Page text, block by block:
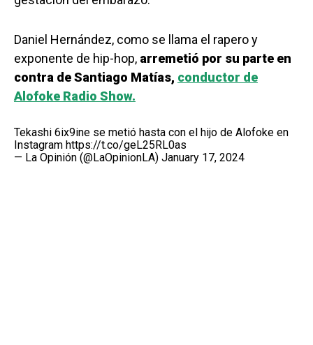
Daniel Hernández, como se llama el rapero y
exponente de hip-hop, arremetió por su parte en
contra de Santiago Matías, conductor de
Alofoke Radio Show.
Tekashi 6ix9ine se metió hasta con el hijo de Alofoke en
Instagram https://t.co/geL25RL0as
— La Opinión (@LaOpinionLA) January 17, 2024